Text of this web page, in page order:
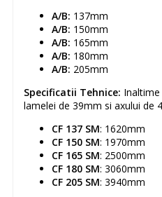
A/B: 137mm
A/B: 150mm
A/B: 165mm
A/B: 180mm
A/B: 205mm
Specificatii Tehnice:
lamelei de 39mm si axului de
CF 137 SM: 1620mm
CF 150 SM: 1970mm
CF 165 SM: 2500mm
CF 180 SM: 3060mm
CF 205 SM: 3940mm